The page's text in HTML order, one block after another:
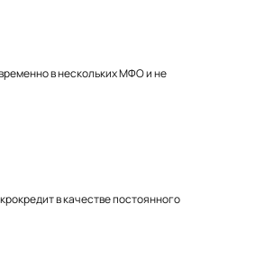
в нескольких МФО и не
в качестве постоянного